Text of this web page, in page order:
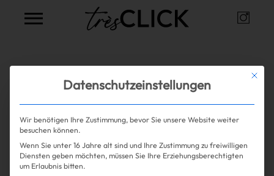
Shopping
Alle Artikel zum Thema
Fehlkäufe
Mehr lesen
Mit
Datenschutzeinstellungen
Wir benötigen Ihre Zustimmung, bevor Sie unsere Website weiter
besuchen können.
Wenn Sie unter 16 Jahre alt sind und Ihre Zustimmung zu freiwilligen
Diensten geben möchten, müssen Sie Ihre Erziehungsberechtigten
um Erlaubnis bitten.